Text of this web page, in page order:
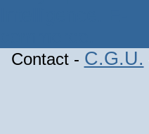
Contact - C.G.U.